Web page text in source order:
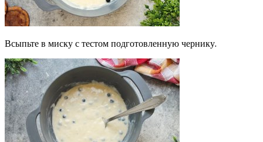
Всыпьте в миску с тестом подготовленную чернику.